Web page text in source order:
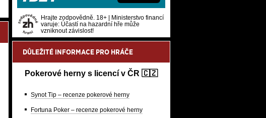
Hrajte zodpovědně. 18+ | Ministerstvo financí
varuje: Účastí na hazardní hře může
vzniknout závislost!
DŮLEŽITÉ INFORMACE PRO HRÁČE
Pokerové herny s licencí v ČR 🇨🇿
Synot Tip – recenze pokerové herny
Fortuna Poker – recenze pokerové herny